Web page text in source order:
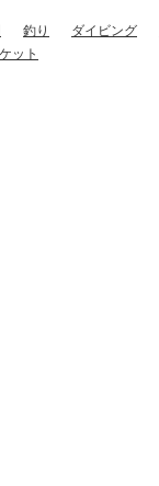
釣り ダイビング
ット